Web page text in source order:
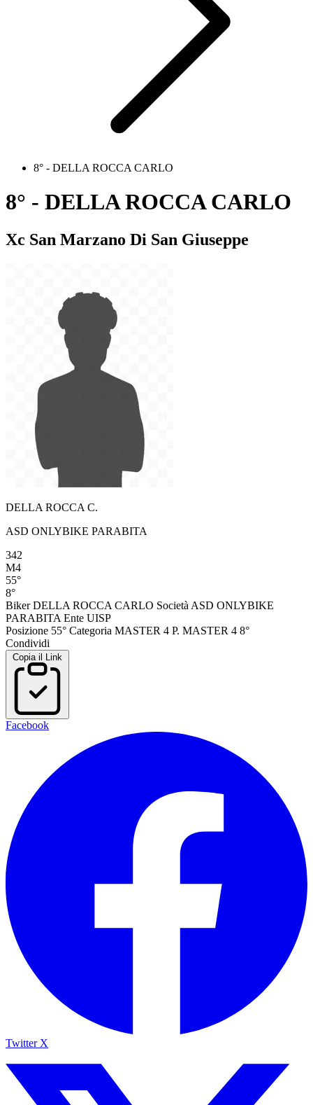
8° - DELLA ROCCA CARLO
8° - DELLA ROCCA CARLO
Xc San Marzano Di San Giuseppe
DELLA ROCCA C.
ASD ONLYBIKE PARABITA
342
M4
55°
8°
Biker DELLA ROCCA CARLO Società ASD ONLYBIKE
PARABITA Ente UISP
Posizione 55° Categoria MASTER 4 P. MASTER 4 8°
Condividi
Copia il Link
Facebook
Twitter X